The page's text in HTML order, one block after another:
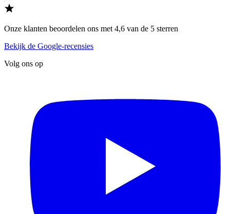
Onze klanten beoordelen ons met 4,6 van de 5 sterren
Bekijk de Google-recensies
Volg ons op